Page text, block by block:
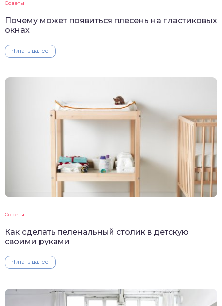
Советы
Почему может появиться плесень на пластиковых
окнах
Читать далее
Советы
Как сделать пеленальный столик в детскую
своими руками
Читать далее